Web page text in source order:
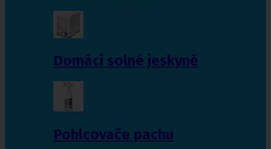
Domácí solné jeskyně
Pohlcovače pachu